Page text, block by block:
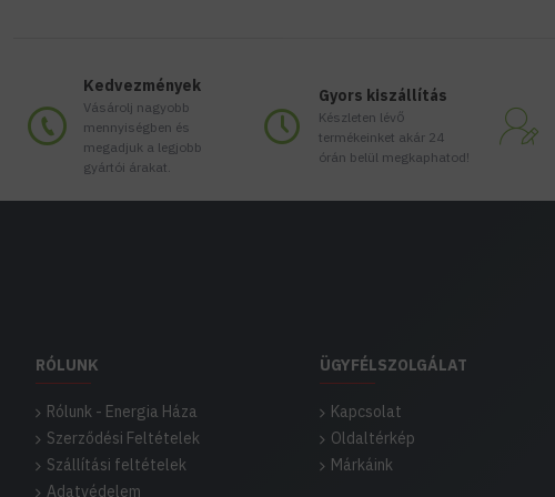
Kedvezmények
Vásárolj nagyobb
mennyiségben és
megadjuk a legjobb
gyártói árakat.
Gyors kiszállítás
Készleten lévő
termékeinket akár 24
órán belül megkaphatod!
RÓLUNK
Rólunk - Energia Háza
Szerződési Feltételek
Szállítási feltételek
Adatvédelem
ÜGYFÉLSZOLGÁLAT
Kapcsolat
Oldaltérkép
Márkáink